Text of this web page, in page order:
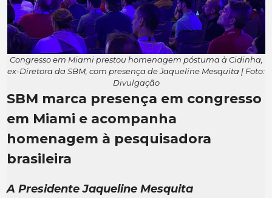
Congresso em Miami prestou homenagem póstuma à Cidinha,
ex-Diretora da SBM, com presença de Jaqueline Mesquita | Foto:
Divulgação
SBM marca presença em congresso
em Miami e acompanha
homenagem à pesquisadora
brasileira
A Presidente Jaqueline Mesquita